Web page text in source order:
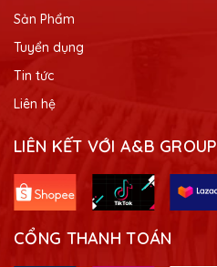
Sản Phẩm
Tuyển dụng
Tin tức
Liên hệ
LIÊN KẾT VỚI A&B GROUP
CỔNG THANH TOÁN